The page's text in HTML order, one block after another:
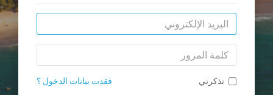
الإلكتروني
كلمة
المرور
تذكرني فقدت بيانات الدخول ؟